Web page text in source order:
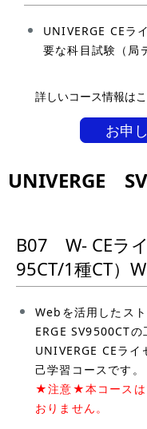
UNIVERGE CEラ
要な科目試験（局
詳しいコース情報は
お申
UNIVERGE
B07 W- CEラ
95CT/1種CT）
Webを活用したス
ERGE SV9500CTの
UNIVERGE CEラ
己学習コースです。
★注意★本コースは
おりません。